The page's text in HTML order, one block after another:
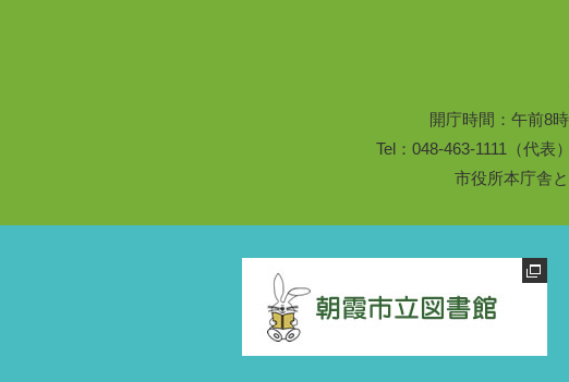
開庁時間：午前8
Tel：048-463-1111（代
市役所本庁舎